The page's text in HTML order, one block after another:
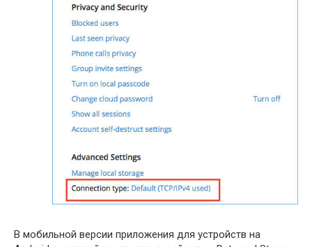
В мобильной версии приложения для устройств на